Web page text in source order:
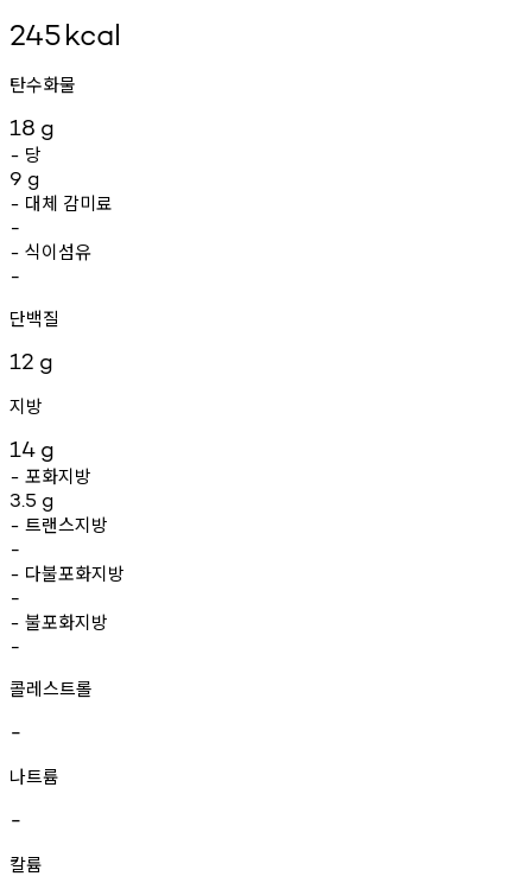
245kcal
탄수화물
18 g
- 당
9 g
- 대체 감미료
-
- 식이섬유
-
단백질
12 g
지방
14 g
- 포화지방
3.5 g
- 트랜스지방
-
- 다불포화지방
-
- 불포화지방
-
콜레스트롤
-
나트륨
-
칼륨